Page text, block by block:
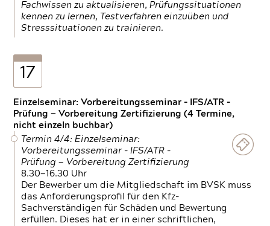
Fachwissen zu aktualisieren, Prüfungssituationen
kennen zu lernen, Testverfahren einzuüben und
Stresssituationen zu trainieren.
17
Einzelseminar: Vorbereitungsseminar - IFS/ATR -
Prüfung — Vorbereitung Zertifizierung (4 Termine,
nicht einzeln buchbar)
Termin 4/4: Einzelseminar:
Vorbereitungsseminar - IFS/ATR -
Prüfung — Vorbereitung Zertifizierung
8.30—16.30 Uhr
Der Bewerber um die Mitgliedschaft im BVSK muss
das Anforderungsprofil für den Kfz-
Sachverständigen für Schäden und Bewertung
erfüllen. Dieses hat er in einer schriftlichen,